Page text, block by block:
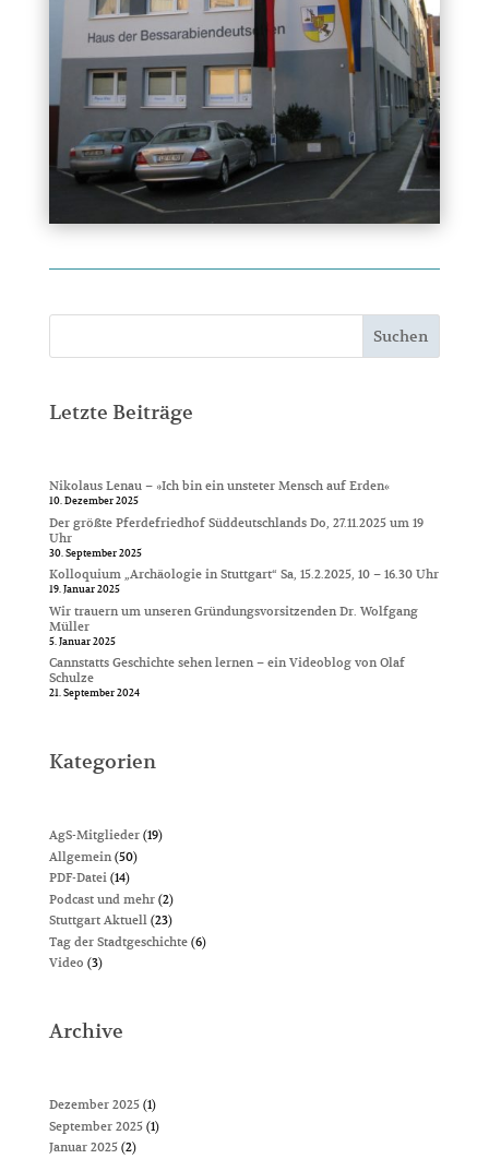
Suchen
Letzte Beiträge
Nikolaus Lenau – »Ich bin ein unsteter Mensch auf Erden«
10. Dezember 2025
Der größte Pferdefriedhof Süddeutschlands Do, 27.11.2025 um 19
Uhr
30. September 2025
Kolloquium „Archäologie in Stuttgart“ Sa, 15.2.2025, 10 – 16.30 Uhr
19. Januar 2025
Wir trauern um unseren Gründungsvorsitzenden Dr. Wolfgang
Müller
5. Januar 2025
Cannstatts Geschichte sehen lernen – ein Videoblog von Olaf
Schulze
21. September 2024
Kategorien
AgS-Mitglieder(19)
Allgemein(50)
PDF-Datei(14)
Podcast und mehr(2)
Stuttgart Aktuell(23)
Tag der Stadtgeschichte(6)
Video (3)
Archive
Dezember 2025(1)
September 2025(1)
Januar 2025(2)